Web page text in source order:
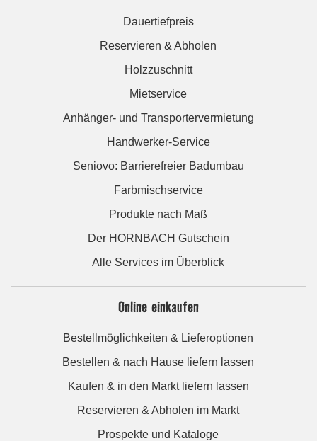
Dauertiefpreis
Reservieren & Abholen
Holzzuschnitt
Mietservice
Anhänger- und Transportervermietung
Handwerker-Service
Seniovo: Barrierefreier Badumbau
Farbmischservice
Produkte nach Maß
Der HORNBACH Gutschein
Alle Services im Überblick
Online einkaufen
Bestellmöglichkeiten & Lieferoptionen
Bestellen & nach Hause liefern lassen
Kaufen & in den Markt liefern lassen
Reservieren & Abholen im Markt
Prospekte und Kataloge